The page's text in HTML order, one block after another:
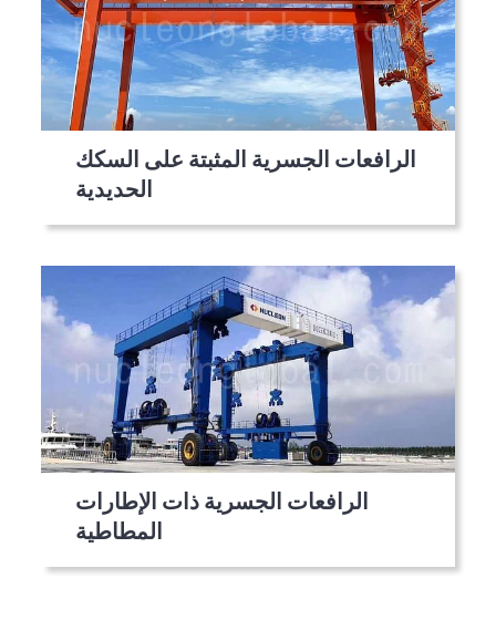
الرافعات الجسرية المثبتة على السكك
الحديدية
الرافعات الجسرية ذات الإطارات
المطاطية